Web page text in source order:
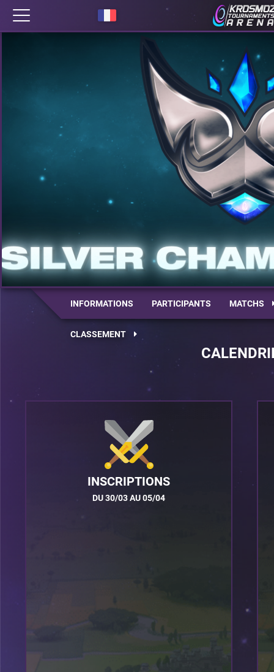
INFORMATIONS PARTICIPANTS MATCHS
CLASSEMENT
INSCRIPTIONS
DU 30/03 AU 05/04